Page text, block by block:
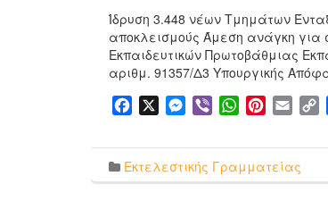
Ίδρυση 3.448 νέων Τμημάτων
αποκλεισμούς Άμεση ανάγκη για
Εκπαιδευτικών Πρωτοβάθμιας
αριθμ. 91357/Δ3 Υπουργικής
Facebook Messenger
Viber WhatsApp
Pinterest
Email
Εκτελεστικής Γραμματείας